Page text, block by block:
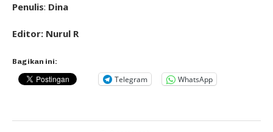
Penulis: Dina
Editor: Nurul R
Bagikan ini:
Telegram WhatsApp